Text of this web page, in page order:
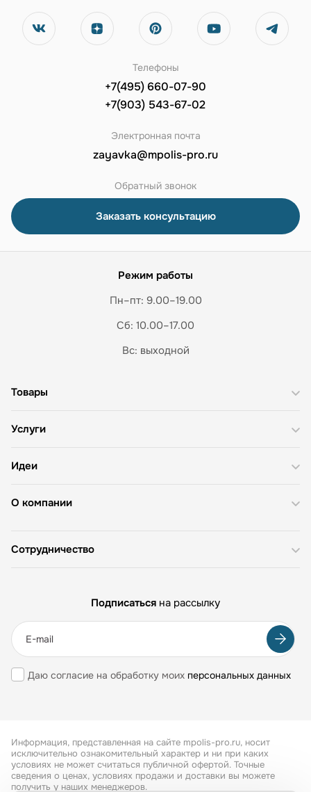
Телефоны
+7(495) 660-07-90
+7(903) 543-67-02
Электронная почта
zayavka@mpolis-pro.ru
Обратный звонок
Заказать консультацию
Режим работы
Пн–пт: 9.00–19.00
Сб: 10.00–17.00
Вс: выходной
О компании
Товары
Услуги
Идеи
Сотрудничество
Подписаться на рассылку
Даю согласие на обработку моих персональных данных
Информация, представленная на сайте mpolis-pro.ru, носит
исключительно ознакомительный характер и ни при каких
условиях не может считаться публичной офертой. Точные
сведения о ценах, условиях продажи и доставки вы можете
получить у наших менеджеров.